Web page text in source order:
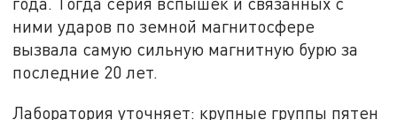
ними ударов по земной магнитосфере
вызвала самую сильную магнитную бурю за
последние 20 лет.
Лаборатория уточняет: крупные группы пятен